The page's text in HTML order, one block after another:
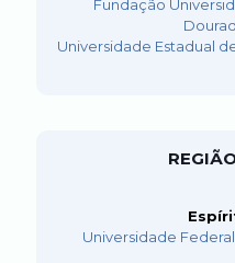
Fundação
Universidade Estadual
Universidade